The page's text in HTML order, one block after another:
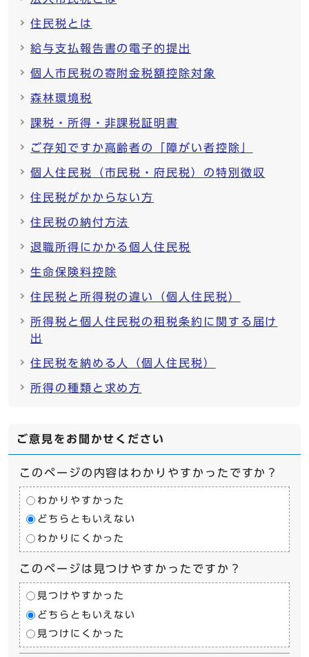
住民税とは
給与支払報告書の電子的提出
個人市民税の寄附金税額控除対象
森林環境税
課税・所得・非課税証明書
ご存知ですか高齢者の「障がい者控除」
個人住民税（市民税・府民税）の特別徴収
住民税がかからない方
住民税の納付方法
退職所得にかかる個人住民税
生命保険料控除
住民税と所得税の違い（個人住民税）
所得税と個人住民税の租税条約に関する届け
出
住民税を納める人（個人住民税）
所得の種類と求め方
ご意見をお聞かせください
このページの内容はわかりやすかったですか？
わかりやすかった
どちらともいえない
わかりにくかった
このページは見つけやすかったですか？
見つけやすかった
どちらともいえない
見つけにくかった